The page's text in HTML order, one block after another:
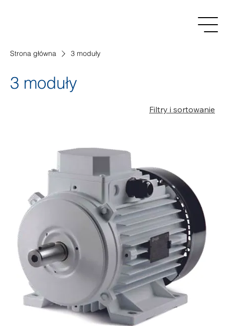
Strona główna 3 moduły
3 moduły
Filtry i sortowanie